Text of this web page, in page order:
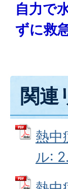
自力で
ずに救
関連
熱中
ル: